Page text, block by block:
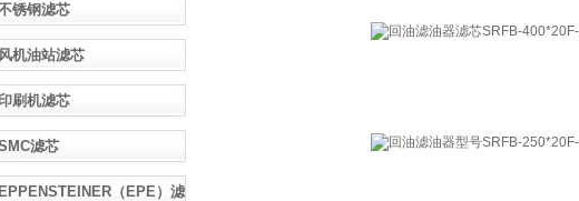
钢滤芯
油站滤芯
机滤芯
滤芯
（EPE）滤